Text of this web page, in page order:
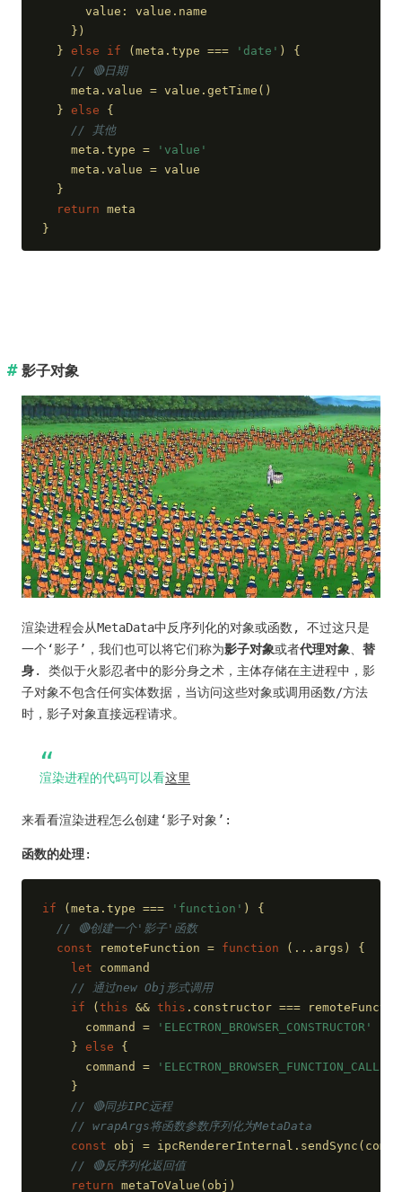
      value: value.name
    })
  }
else if (meta.type === 'date' ) {
// 🔴日期
    meta.value = value.getTime()
  }
else {
// 其他
    meta.type =
'value'
    meta.value = value
  }
return meta
}
影子对象
渲染进程会从MetaData中反序列化的对象或函数, 不过这只是
一个‘影子’，我们也可以将它们称为影子对象或者代理对象
替
身. 类似于火影忍者中的影分身之术，主体存储在主进程中，影
子对象不包含任何实体数据，当访问这些对象或调用函数/方法
时，影子对象直接远程请求。
渲染进程的代码可以看这里
来看看渲染进程怎么创建‘影子对象’:
函数的处理:
if (meta.type === 'function' ) {
// 🔴创建一个'影子'函数
const remoteFunction = function ( ...args ) {
let command
// 通过new Obj形式调用
if (this && this .constructor ===
      command =
'ELECTRON_BROWSER_CONSTRUCTOR'
    }
else {
      command =
'ELECTRON_BROWSER_FUNCTION_CALL'
    }
// 🔴同步IPC远程
// wrapArgs将函数参数序列化为MetaData
const obj =
// 🔴反序列化返回值
return metaToValue(obj)